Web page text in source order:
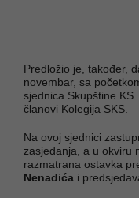
Predložio je, također,
novembar, sa
sjednica Skupštine
članovi Kolegija SKS.
Na ovoj sjednici
zasjedanja, a u okviru
razmatrana ostavka
Nenadića i